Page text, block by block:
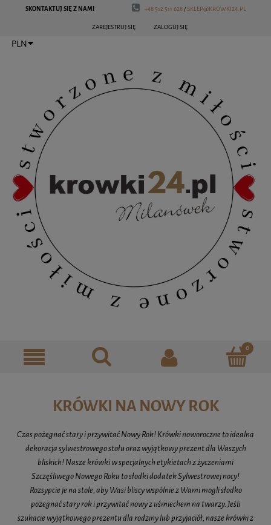
SKONTAKTUJ SIĘ Z NAMI +48 512 511 628/SKLEP@KROWKI24.PL
ZAREJESTRUJ SIĘ ZALOGUJ SIĘ
KRÓWKI NA NOWY ROK
Czas pożegnać stary i przywitać Nowy Rok! Krówki noworoczne to idealna
dekoracja sylwestrowego stołu oraz wyjątkowy prezent dla Waszych
bliskich! Nasze krówki w specjalnych etykietach z życzeniami
Szczęśliwego Nowego Roku to słodki dodatek Sylwestrowej nocy!
Rozsypcie je na stole, aby Wasi bliscy wspólnie z Wami mogli słodko
pożegnać stary rok i przywitać nowy z uśmiechem na twarzy. Jeśli
szukacie wyjątkowego prezentu dla rodziny lub przyjaciół, nasze krówki z